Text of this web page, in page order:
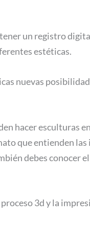
un registro
estéticas.
nuevas
hacer esculturas
que entienden
debes conocer
3d y la